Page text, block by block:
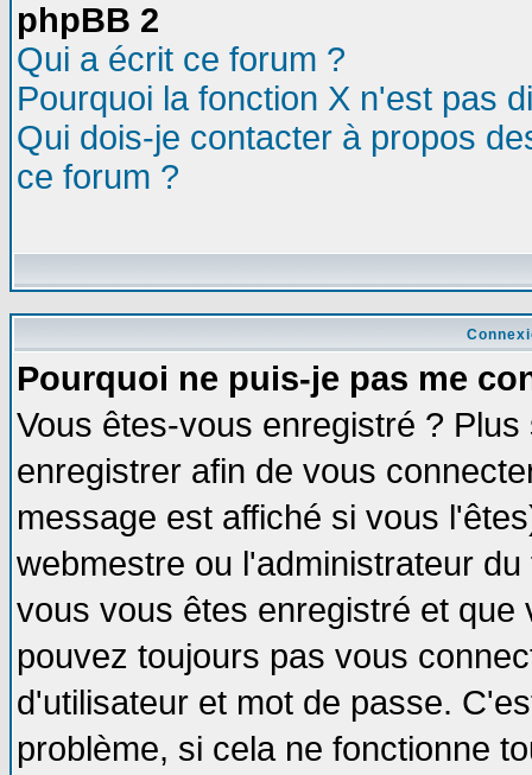
phpBB 2
Qui a écrit ce forum ?
Pourquoi la fonction X n'est pas
Qui dois-je contacter à propos
ce forum ?
Pourquoi ne puis-je pas me
Vous êtes-vous enregistré ?
enregistrer afin de vous
message est affiché si vous
webmestre ou l'administrateur
vous vous êtes enregistré et
pouvez toujours pas vous
d'utilisateur et mot de passe.
problème, si cela ne fonctionne